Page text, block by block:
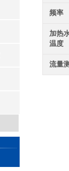
频率
加热
温度
流量